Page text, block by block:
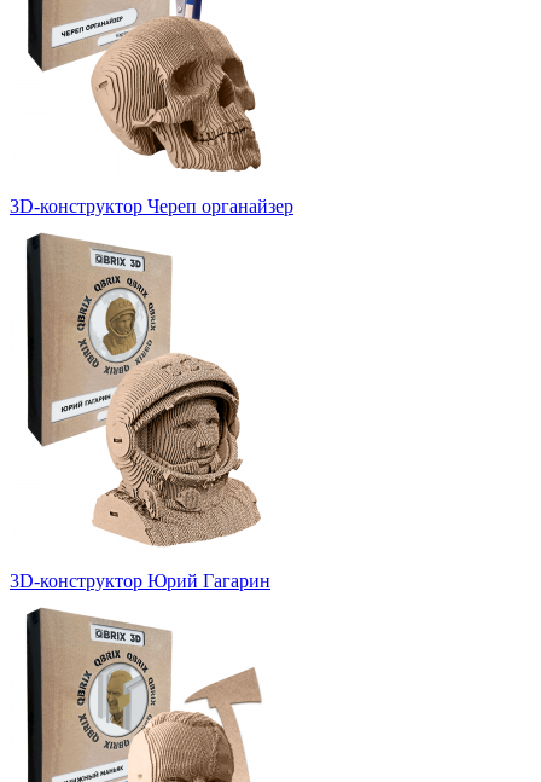
3D-конструктор Череп органайзер
3D-конструктор Юрий Гагарин